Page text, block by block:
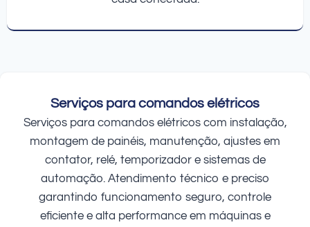
Serviços para comandos elétricos
Serviços para comandos elétricos com instalação,
montagem de painéis, manutenção, ajustes em
contator, relé, temporizador e sistemas de
automação. Atendimento técnico e preciso
garantindo funcionamento seguro, controle
eficiente e alta performance em máquinas e